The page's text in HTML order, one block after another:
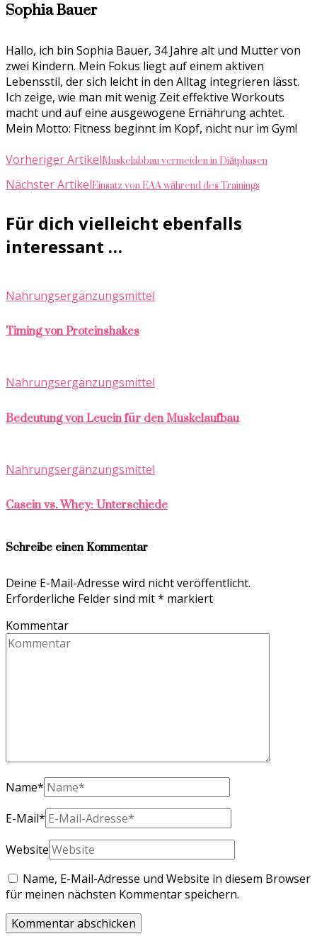
Sophia Bauer
Hallo, ich bin Sophia Bauer, 34 Jahre alt und Mutter von
zwei Kindern. Mein Fokus liegt auf einem aktiven
Lebensstil, der sich leicht in den Alltag integrieren lässt.
Ich zeige, wie man mit wenig Zeit effektive Workouts
macht und auf eine ausgewogene Ernährung achtet.
Mein Motto: Fitness beginnt im Kopf, nicht nur im Gym!
Beitragsnavigation
Vorheriger ArtikelMuskelabbau vermeiden in Diätphasen
Nächster ArtikelEinsatz von EAA während des Trainings
Für dich vielleicht ebenfalls
interessant …
Nahrungsergänzungsmittel
Timing von Proteinshakes
Nahrungsergänzungsmittel
Bedeutung von Leucin für den Muskelaufbau
Nahrungsergänzungsmittel
Casein vs. Whey: Unterschiede
Schreibe einen Kommentar
Deine E-Mail-Adresse wird nicht veröffentlicht.
Erforderliche Felder sind mit* markiert
Kommentar
Name*
E-Mail*
Website
Name, E-Mail-Adresse und Website in diesem Browser
für meinen nächsten Kommentar speichern.